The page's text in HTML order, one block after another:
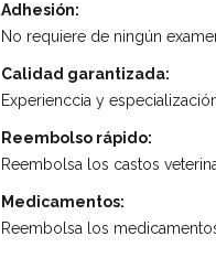
Adhesión:
No requiere de ningún
Calidad garantizada:
Experienccia y
Reembolso rápido:
Reembolsa los castos
Medicamentos:
Reembolsa los